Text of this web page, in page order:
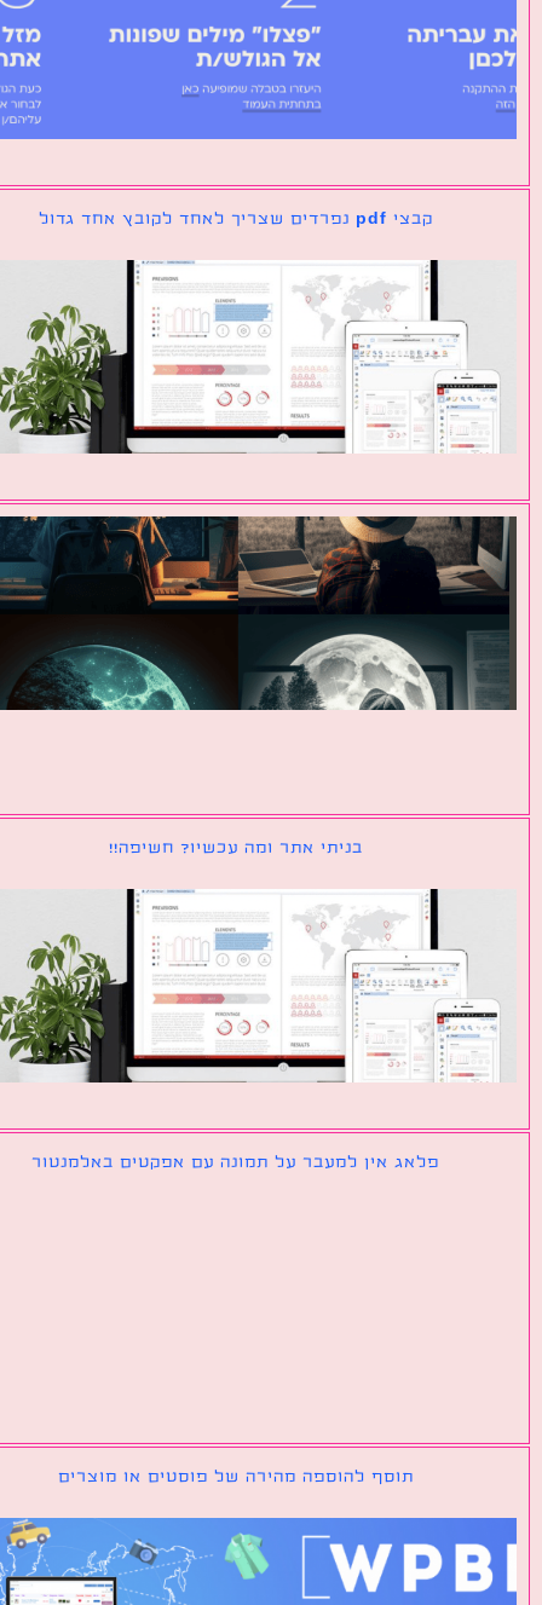
בניתי אתר ומה עכשיו? חשיפה!!
פלאג אין למעבר על תמונה עם אפקטים באלמנטור
תוסף להוספה מהירה של פוסטים או מוצרים